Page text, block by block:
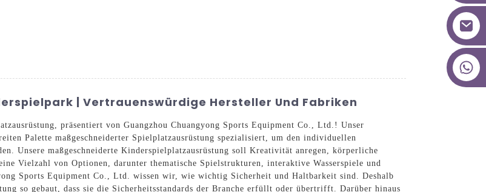
| Vertrauenswürdige Hersteller Und Fabriken
präsentiert von Guangzhou Chuangyong Sports Equipment Co., Ltd.! Unser
Palette maßgeschneiderter Spielplatzausrüstung spezialisiert, um den individuellen
Unsere maßgeschneiderte Kinderspielplatzausrüstung soll Kreativität anregen, körperliche
Vielzahl von Optionen, darunter thematische Spielstrukturen, interaktive Wasserspiele und
Sports Equipment Co., Ltd. wissen wir, wie wichtig Sicherheit und Haltbarkeit sind. Deshalb
so gebaut, dass sie die Sicherheitsstandards der Branche erfüllt oder übertrifft. Darüber hinaus